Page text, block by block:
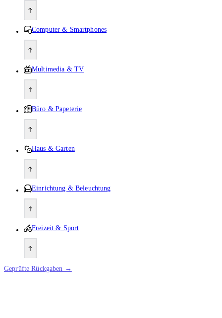
Computer & Smartphones
Multimedia & TV
Büro & Papeterie
Haus & Garten
Einrichtung & Beleuchtung
Freizeit & Sport
Geprüfte Rückgaben →